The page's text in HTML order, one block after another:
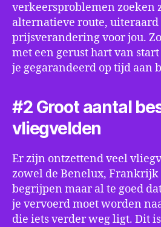
verkeersproblemen zoeken
alternatieve route, uiteraard
prijsverandering voor jou.
met een gerust hart van
je gegarandeerd op tijd aan
#2 Groot aantal
vliegvelden
Er zijn ontzettend veel
zowel de Benelux, Frankrijk
begrijpen maar al te goed
je vervoerd moet worden
die iets verder weg ligt. Dit